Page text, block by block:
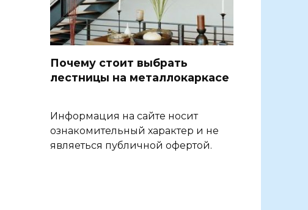
Почему стоит выбрать
лестницы на металлокаркасе
Информация на сайте носит
ознакомительный характер и не
являеться публичной офертой.